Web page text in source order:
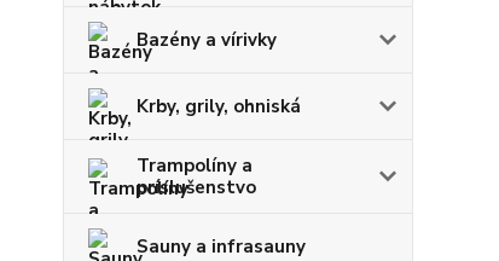
Bazény a vírivky
Krby, grily, ohniská
Trampolíny a
príslušenstvo
Sauny a infrasauny